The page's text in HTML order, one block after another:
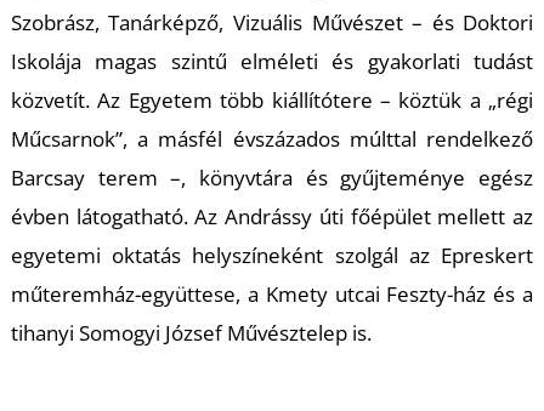
Szobrász, Tanárképző, Vizuális Művészet – és Doktori
Iskolája magas szintű elméleti és gyakorlati tudást
közvetít. Az Egyetem több kiállítótere – köztük a „régi
Műcsarnok”, a másfél évszázados múlttal rendelkező
Barcsay terem –, könyvtára és gyűjteménye egész
évben látogatható. Az Andrássy úti főépület mellett az
egyetemi oktatás helyszíneként szolgál az Epreskert
műteremház-együttese, a Kmety utcai Feszty-ház és a
tihanyi Somogyi József Művésztelep is.